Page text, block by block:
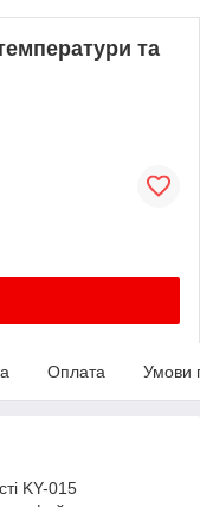
та
Оплата Умови
KY-015